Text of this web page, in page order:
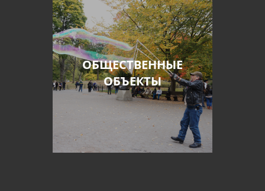
ОБЩЕСТВЕННЫЕ
ОБЪЕКТЫ